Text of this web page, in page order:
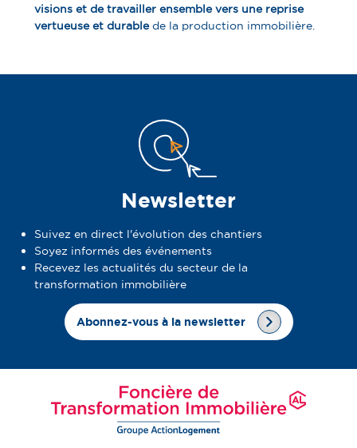
visions et de travailler ensemble vers une reprise
vertueuse et durablede la production immobilière.
Newsletter
Suivez en direct l'évolution des chantiers
Soyez informés des événements
Recevez les actualités du secteur de la
transformation immobilière
Abonnez-vous à la newsletter